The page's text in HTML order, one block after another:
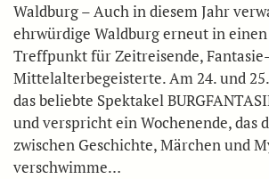
Waldburg – Auch in diesem Jahr
ehrwürdige Waldburg erneut in
Treffpunkt für Zeitreisende,
Mittelalterbegeisterte. Am 24. und
das beliebte Spektakel
und verspricht ein Wochenende, das
zwischen Geschichte, Märchen und
verschwimme…